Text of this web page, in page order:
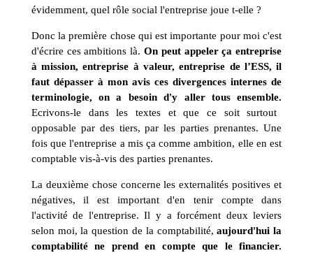
évidemment, quel rôle social l'entreprise joue t-elle ?
Donc la première chose qui est importante pour moi c'est
d'écrire ces ambitions là. On peut appeler ça entreprise
à mission, entreprise à valeur, entreprise de l’ESS, il
faut dépasser à mon avis ces divergences internes de
terminologie, on a besoin d'y aller tous ensemble.
Ecrivons-le dans les textes et que ce soit surtout
opposable par des tiers, par les parties prenantes. Une
fois que l'entreprise a mis ça comme ambition, elle en est
comptable vis-à-vis des parties prenantes.
La deuxième chose concerne les externalités positives et
négatives, il est important d'en tenir compte dans
l'activité de l'entreprise. Il y a forcément deux leviers
selon moi, la question de la comptabilité,aujourd'hui la
comptabilité ne prend en compte que le financier.